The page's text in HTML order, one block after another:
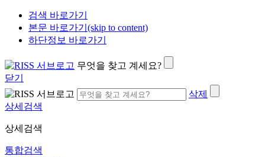
검색 바로가기
본문 바로가기(skip to content)
하단정보 바로가기
무엇을 찾고 계세요?
닫기
삭제
상세검색
상세검색
통합검색